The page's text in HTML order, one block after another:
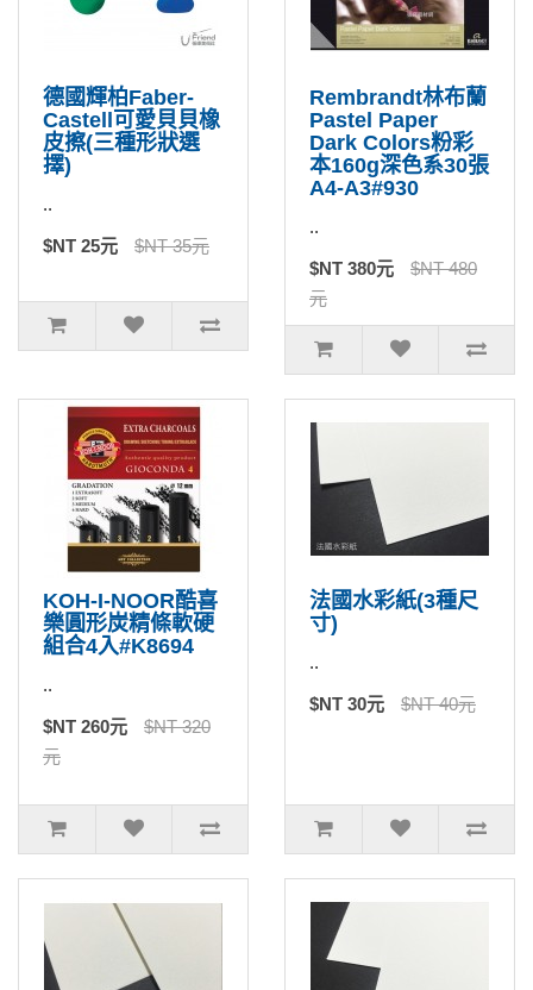
德國輝柏Faber-
Castell可愛貝貝橡
皮擦(三種形狀選
擇)
..
$NT 25元 $NT 35元
Rembrandt林布蘭
Pastel Paper
Dark Colors粉彩
本160g深色系30張
A4-A3#930
..
$NT 380元
$NT 480
元
KOH-I-NOOR酷喜
樂圓形炭精條軟硬
組合4入#K8694
..
$NT 260元
$NT 320
元
法國水彩紙(3種尺
寸)
..
$NT 30元 $NT 40元